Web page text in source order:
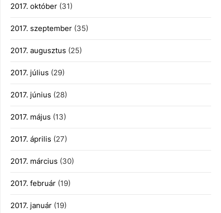
2017. október (31)
2017. szeptember (35)
2017. augusztus (25)
2017. július (29)
2017. június (28)
2017. május (13)
2017. április (27)
2017. március (30)
2017. február (19)
2017. január (19)